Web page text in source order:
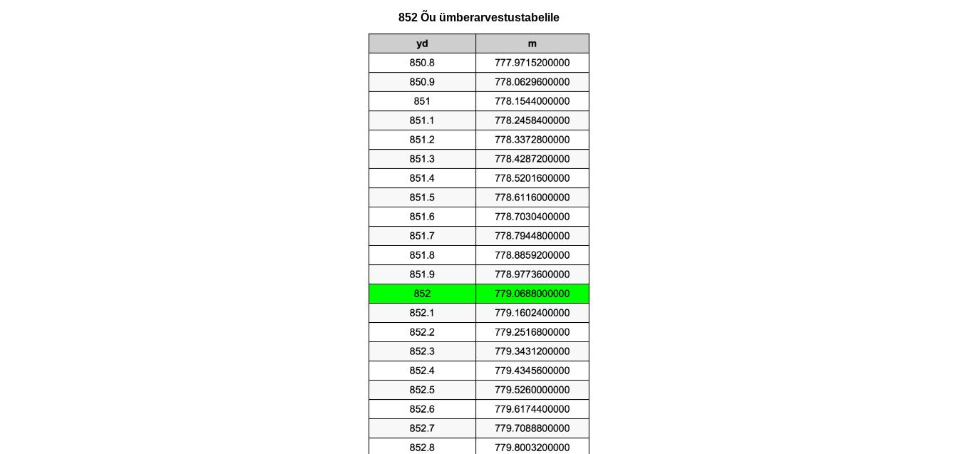
852 Õu ümberarvestustabelile